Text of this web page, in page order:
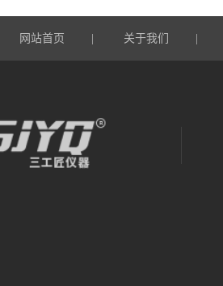
网站首页 关于我们